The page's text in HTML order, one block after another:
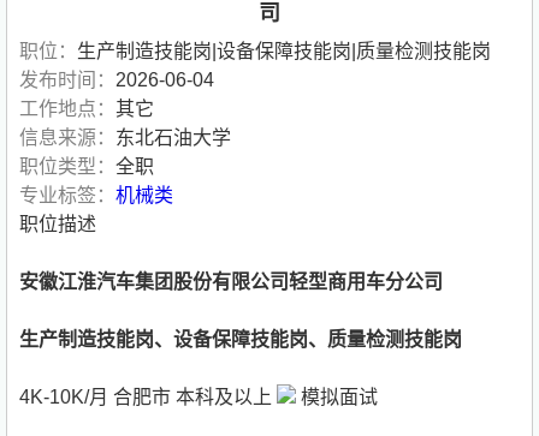
司
职位： 生产制造技能岗|设备保障技能岗|质量检测技能岗
发布时间： 2026-06-04
工作地点： 其它
信息来源： 东北石油大学
职位类型： 全职
专业标签： 机械类
职位描述
安徽江淮汽车集团股份有限公司轻型商用车分公司
生产制造技能岗、设备保障技能岗、质量检测技能岗
4K-10K/月 合肥市 本科及以上 模拟面试